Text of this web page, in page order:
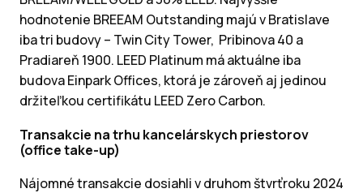
hodnotenie BREEAM Outstanding majú v Bratislave
iba tri budovy – Twin City Tower, Pribinova 40 a
Pradiareň 1900. LEED Platinum má aktuálne iba
budova Einpark Offices, ktorá je zároveň aj jedinou
držiteľkou certifikátu LEED Zero Carbon.
Transakcie na trhu kancelárskych priestorov
(office take-up)
Nájomné transakcie dosiahli v druhom štvrťroku 2024